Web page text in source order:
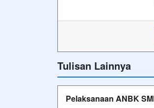
Tulisan Lainnya
Pelaksanaan ANBK